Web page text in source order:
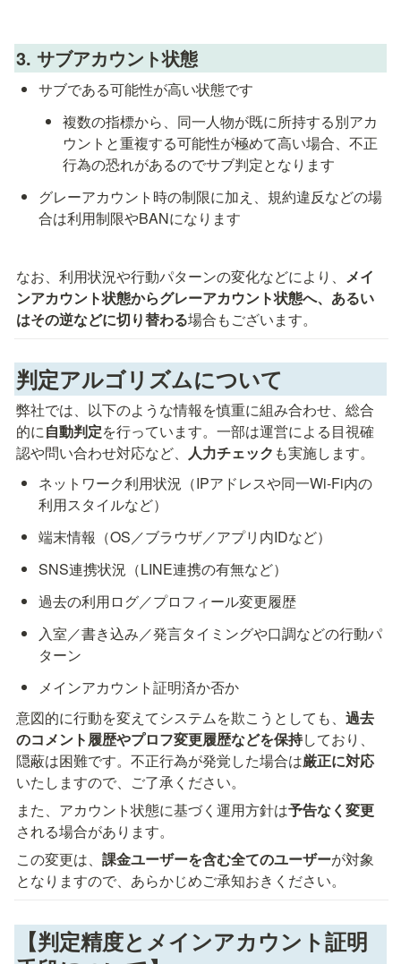
3. サブアカウント状態
サブである可能性が高い状態です
複数の指標から、同一人物が既に所持する別アカ
ウントと重複する可能性が極めて高い場合、不正
行為の恐れがあるのでサブ判定となります
グレーアカウント時の制限に加え、規約違反などの場
合は利用制限やBANになります
なお、利用状況や行動パターンの変化などにより、 メイ
ンアカウント状態からグレーアカウント状態へ、あるい
はその逆などに切り替わる場合もございます。
判定アルゴリズムについて
弊社では、以下のような情報を慎重に組み合わせ、総合
的に自動判定を行っています。一部は運営による目視確
認や問い合わせ対応など、 人力チェック も実施します。
ネットワーク利用状況（IPアドレスや同一Wi-Fi内の
利用スタイルなど）
端末情報（OS／ブラウザ／アプリ内IDなど）
SNS連携状況（LINE連携の有無など）
過去の利用ログ／プロフィール変更履歴
入室／書き込み／発言タイミングや口調などの行動パ
ターン
メインアカウント証明済か否か
意図的に行動を変えてシステムを欺こうとしても、 過去
のコメント履歴やプロフ変更履歴などを保持しており、
隠蔽は困難です。不正行為が発覚した場合は厳正に対応
いたしますので、ご了承ください。
また、アカウント状態に基づく運用方針は予告なく変更
される場合があります。
この変更は、 課金ユーザーを含む全てのユーザーが対象
となりますので、あらかじめご承知おきください。
【判定精度とメインアカウント証明